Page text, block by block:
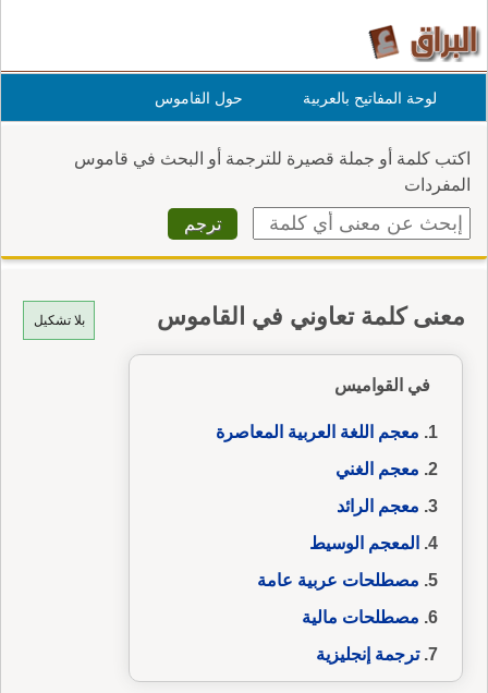
لوحة المفاتيح بالعربية حول القاموس
اكتب كلمة أو جملة قصيرة للترجمة أو البحث في قاموس
المفردات
بلا تشكيل معنى كلمة تعاوني في القاموس
في القواميس
معجم اللغة العربية المعاصرة
معجم الغني
معجم الرائد
المعجم الوسيط
مصطلحات عربية عامة
مصطلحات مالية
ترجمة إنجليزية